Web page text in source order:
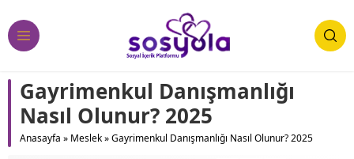
Gayrimenkul Danışmanlığı
Nasıl Olunur? 2025
Anasayfa » Meslek»Gayrimenkul Danışmanlığı Nasıl Olunur? 2025